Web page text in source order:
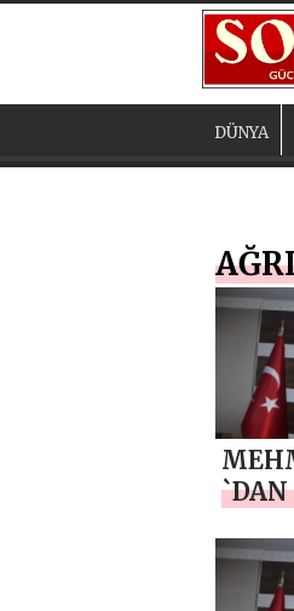
DÜNYA